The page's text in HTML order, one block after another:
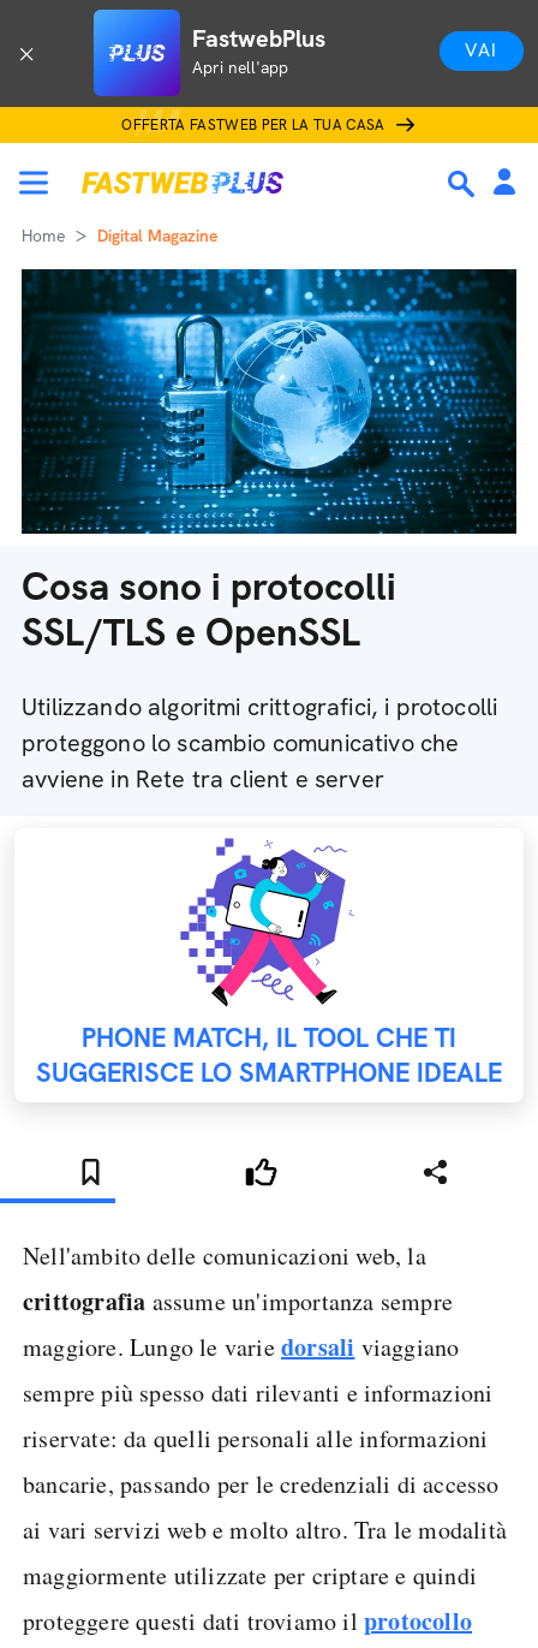
FastwebPlus
Apri nell'app
VAI
OFFERTA FASTWEB PER LA TUA CASA
Home Digital Magazine
Cosa sono i protocolli
SSL/TLS e OpenSSL
Utilizzando algoritmi crittografici, i protocolli
proteggono lo scambio comunicativo che
avviene in Rete tra client e server
PHONE MATCH, IL TOOL CHE TI
SUGGERISCE LO SMARTPHONE IDEALE
Nell'ambito delle comunicazioni web, la
crittografia assume un'importanza sempre
maggiore. Lungo le variedorsali viaggiano
sempre più spesso dati rilevanti e informazioni
riservate: da quelli personali alle informazioni
bancarie, passando per le credenziali di accesso
ai vari servizi web e molto altro. Tra le modalità
maggiormente utilizzate per criptare e quindi
proteggere questi dati troviamo il protocollo